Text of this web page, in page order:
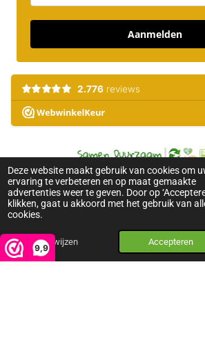
Deze website maakt gebruik van cookies om
ervaring te verbeteren en op maat gemaakte
advertenties weer te geven. Door op
klikken, gaat u akkoord met het gebruik van
cookies.
Afwijzen Accepteren
9,9
Aanmelden
2018-2026 © Pure Honey. All rights reserved.